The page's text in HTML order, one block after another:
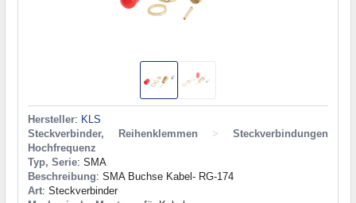
Hersteller: KLS
Steckverbinder, Reihenklemmen
>
Steckverbindungen
Hochfrequenz
Typ, Serie: SMA
Beschreibung: SMA Buchse Kabel- RG-174
Art: Steckverbinder